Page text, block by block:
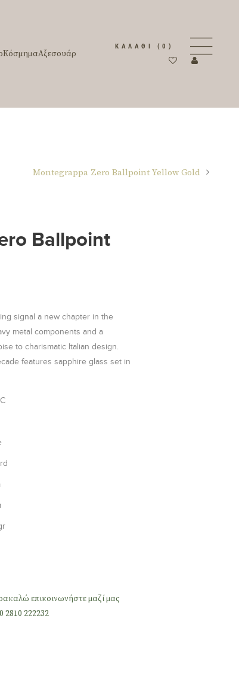
ΚόσμημαΑξεσουάρ
ΚΑΛΆΘΙ (0)
Montegrappa Zero Ballpoint Yellow Gold
Ballpoint
signal a new chapter in the
metal components and a
to charismatic Italian design.
features sapphire glass set in
επικοινωνήστε μαζί μας
222232